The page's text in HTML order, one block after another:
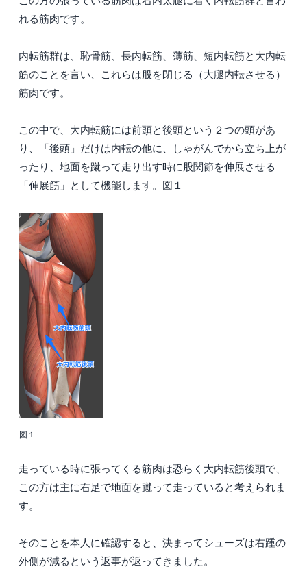
れる筋肉です。
内転筋群は、恥骨筋、長内転筋、薄筋、短内転筋と大内転
筋のことを言い、これらは股を閉じる（大腿内転させる）
筋肉です。
この中で、大内転筋には前頭と後頭という２つの頭があ
り、「後頭」だけは内転の他に、しゃがんでから立ち上が
ったり、地面を蹴って走り出す時に股関節を伸展させる
「伸展筋」として機能します。図１
図１
走っている時に張ってくる筋肉は恐らく大内転筋後頭で、
この方は主に右足で地面を蹴って走っていると考えられま
す。
そのことを本人に確認すると、決まってシューズは右踵の
外側が減るという返事が返ってきました。